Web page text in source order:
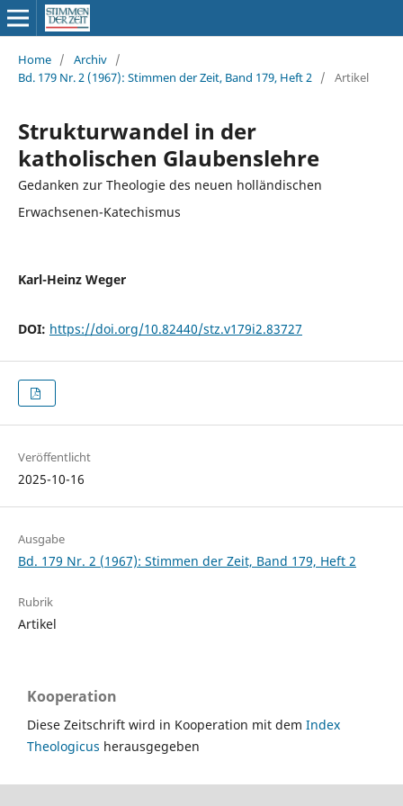
Home / Archiv /
Bd. 179 Nr. 2 (1967): Stimmen der Zeit, Band 179, Heft 2 / Artikel
Strukturwandel in der
katholischen Glaubenslehre
Gedanken zur Theologie des neuen holländischen
Erwachsenen-Katechismus
Karl-Heinz Weger
DOI: https://doi.org/10.82440/stz.v179i2.83727
Veröffentlicht
2025-10-16
Ausgabe
Bd. 179 Nr. 2 (1967): Stimmen der Zeit, Band 179, Heft 2
Rubrik
Artikel
Kooperation
Diese Zeitschrift wird in Kooperation mit dem Index
Theologicus herausgegeben